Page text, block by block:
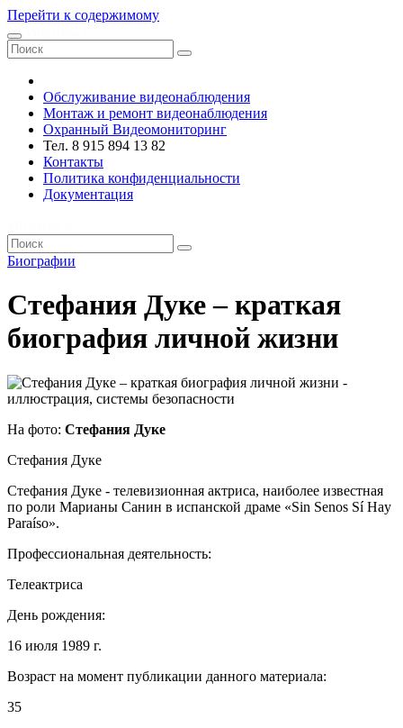
Перейти к содержимому
Обслуживание видеонаблюдения
Монтаж и ремонт видеонаблюдения
Охранный Видеомониторинг
Тел. 8 915 894 13 82
Контакты
Политика конфиденциальности
Документация
Биографии
Стефания Дуке – краткая
биография личной жизни
На фото: Стефания Дуке
Стефания Дуке
Стефания Дуке - телевизионная актриса, наиболее известная
по роли Марианы Санин в испанской драме «Sin Senos Sí Hay
Paraíso».
Профессиональная деятельность:
Телеактриса
День рождения:
16 июля 1989 г.
Возраст на момент публикации данного материала:
35